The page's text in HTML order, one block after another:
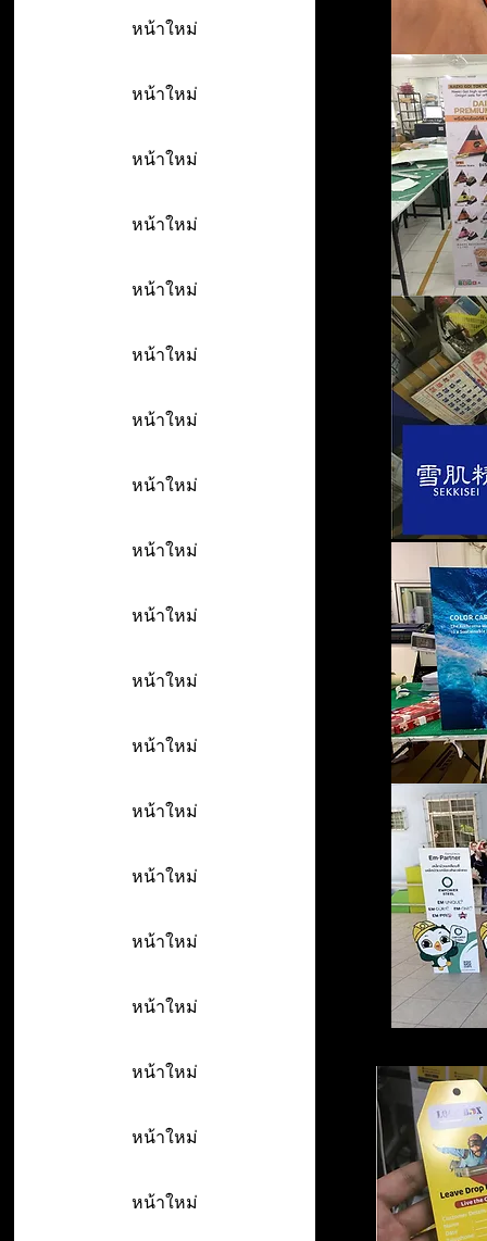
หน้าใหม่
หน้าใหม่
หน้าใหม่
หน้าใหม่
หน้าใหม่
หน้าใหม่
หน้าใหม่
หน้าใหม่
หน้าใหม่
หน้าใหม่
หน้าใหม่
หน้าใหม่
หน้าใหม่
หน้าใหม่
หน้าใหม่
หน้าใหม่
หน้าใหม่
หน้าใหม่
หน้าใหม่